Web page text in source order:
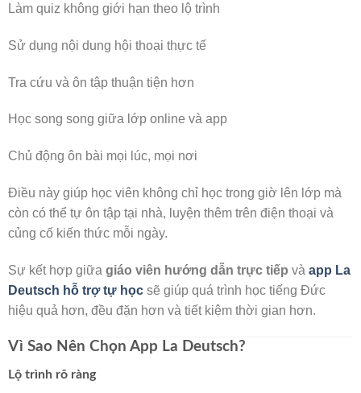
Làm quiz không giới hạn theo lộ trình
Sử dụng nội dung hội thoại thực tế
Tra cứu và ôn tập thuận tiện hơn
Học song song giữa lớp online và app
Chủ động ôn bài mọi lúc, mọi nơi
Điều này giúp học viên không chỉ học trong giờ lên lớp mà
còn có thể tự ôn tập tại nhà, luyện thêm trên điện thoại và
củng cố kiến thức mỗi ngày.
Sự kết hợp giữa giáo viên hướng dẫn trực tiếp và app La
Deutsch hỗ trợ tự học sẽ giúp quá trình học tiếng Đức
hiệu quả hơn, đều đặn hơn và tiết kiệm thời gian hơn.
Vì Sao Nên Chọn App La Deutsch?
Lộ trình rõ ràng